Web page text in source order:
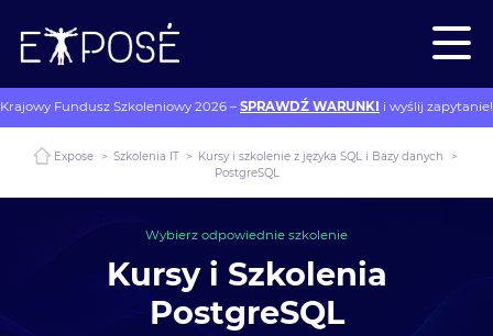
Krajowy Fundusz Szkoleniowy 2026 – SPRAWDŹ WARUNKI i wyślij zapytanie!
Expose > Szkolenia IT > Kursy i szkolenie z języka SQL i Bazy danych
>
PostgreSQL
Wybierz odpowiednie szkolenie
Kursy i Szkolenia
PostgreSQL